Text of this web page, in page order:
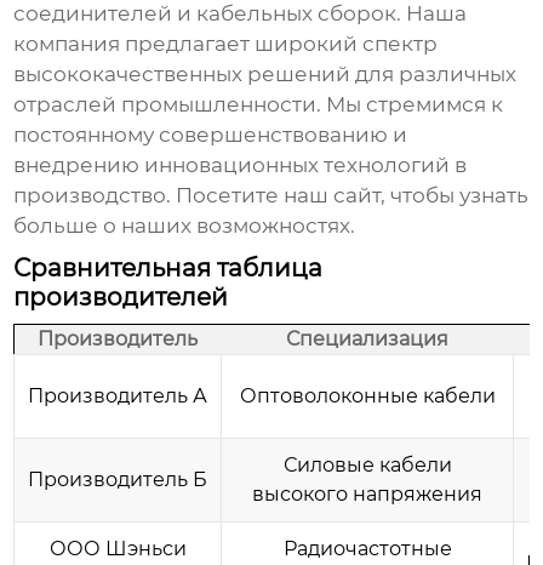
соединителей и кабельных сборок. Наша
компания предлагает широкий спектр
высококачественных решений для различных
отраслей промышленности. Мы стремимся к
постоянному совершенствованию и
внедрению инновационных технологий в
производство. Посетите наш сайт, чтобы узнать
больше о наших возможностях.
Сравнительная таблица
производителей
Производитель Специализация
Производитель А Оптоволоконные кабели
Производитель Б
Силовые кабели
высокого напряжения
ООО Шэньси
Радиочастотные